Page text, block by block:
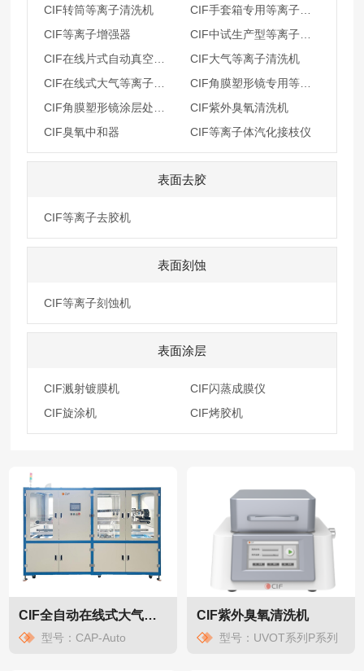
CIF转筒等离子清洗机
CIF手套箱专用等离子清洗机
CIF等离子增强器
CIF中试生产型等离子清洗机
CIF大气等离子清洗机
CIF角膜塑形镜专用等离子清洗系统
CIF紫外臭氧清洗机
CIF臭氧中和器
CIF等离子体汽化接枝仪
表面去胶
CIF等离子去胶机
表面刻蚀
CIF等离子刻蚀机
表面涂层
CIF溅射镀膜机
CIF闪蒸成膜仪
CIF旋涂机
CIF烤胶机
CIF全自动在线式大气等离子清洗机
型号：CAP-Auto
CIF紫外臭氧清洗机
型号：UVOT系列P系列